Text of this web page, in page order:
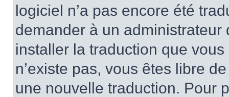
logiciel n’a pas encore été
demander à un administrateur
installer la traduction que
n’existe pas, vous êtes libre
une nouvelle traduction. Pour